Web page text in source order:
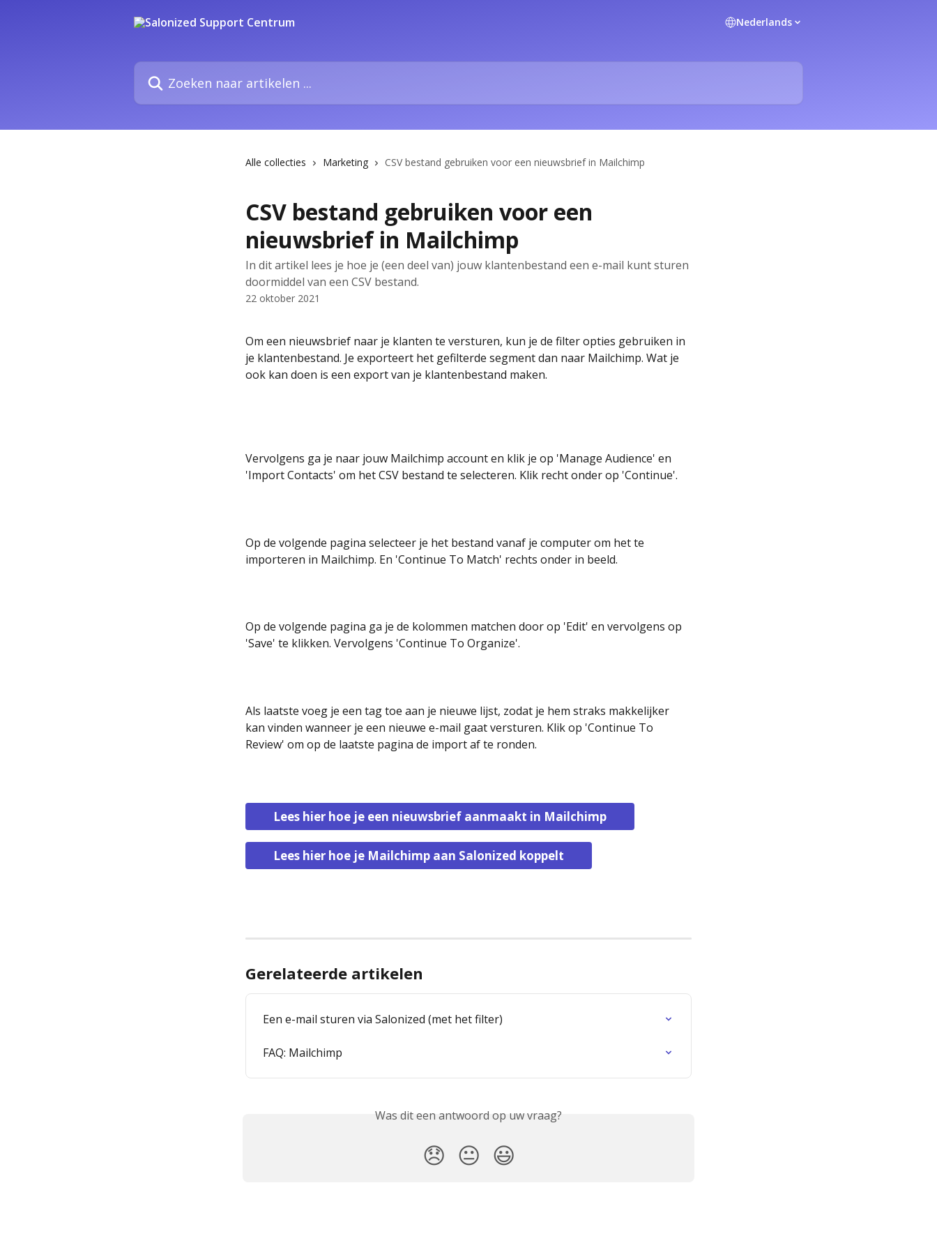
Nederlands
Zoeken naar artikelen ...
Alle collecties Marketing CSV bestand gebruiken voor een nieuwsbrief in Mailchimp
CSV bestand gebruiken voor een
nieuwsbrief in Mailchimp
In dit artikel lees je hoe je (een deel van) jouw klantenbestand een e-mail kunt sturen
doormiddel van een CSV bestand.
22 oktober 2021
Om een nieuwsbrief naar je klanten te versturen, kun je de filter opties gebruiken in
je klantenbestand. Je exporteert het gefilterde segment dan naar Mailchimp. Wat je
ook kan doen is een export van je klantenbestand maken.
Vervolgens ga je naar jouw Mailchimp account en klik je op 'Manage Audience' en
'Import Contacts' om het CSV bestand te selecteren. Klik recht onder op 'Continue'.
Op de volgende pagina selecteer je het bestand vanaf je computer om het te
importeren in Mailchimp. En 'Continue To Match' rechts onder in beeld.
Op de volgende pagina ga je de kolommen matchen door op 'Edit' en vervolgens op
'Save' te klikken. Vervolgens 'Continue To Organize'.
Als laatste voeg je een tag toe aan je nieuwe lijst, zodat je hem straks makkelijker
kan vinden wanneer je een nieuwe e-mail gaat versturen. Klik op 'Continue To
Review' om op de laatste pagina de import af te ronden.
Lees hier hoe je een nieuwsbrief aanmaakt in Mailchimp
Lees hier hoe je Mailchimp aan Salonized koppelt
Gerelateerde artikelen
Een e-mail sturen via Salonized (met het filter)
FAQ: Mailchimp
Was dit een antwoord op uw vraag?
😞 😐 😃